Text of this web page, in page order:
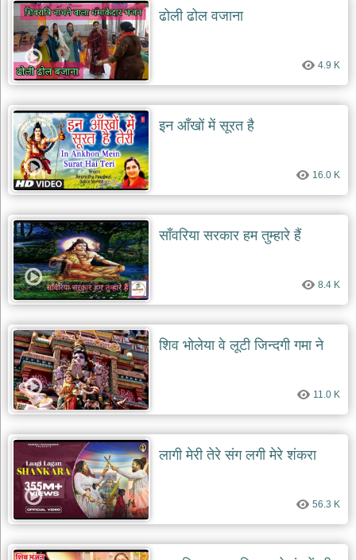
ढोली ढोल वजाना
4.9 K
इन आँखों में सूरत है
16.0 K
साँवरिया सरकार हम तुम्हारे हैं
8.4 K
शिव भोलेया वे लूटी जिन्दगी गमा ने
11.0 K
लागी मेरी तेरे संग लगी मेरे शंकरा
56.3 K